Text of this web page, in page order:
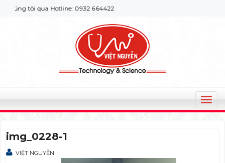
tôi qua Hotline: 0932 664422
T
o
img_0228-1
VIỆT NGUYỄN